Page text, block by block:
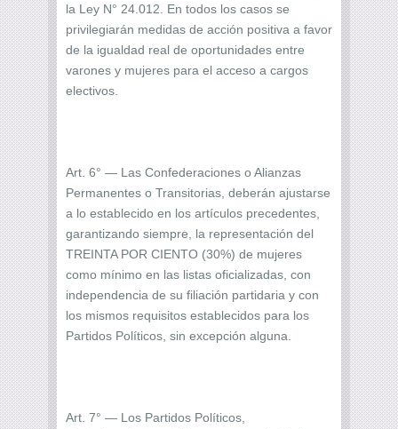
la Ley N° 24.012. En todos los casos se
privilegiarán medidas de acción positiva a favor
de la igualdad real de oportunidades entre
varones y mujeres para el acceso a cargos
electivos.
Art. 6° — Las Confederaciones o Alianzas
Permanentes o Transitorias, deberán ajustarse
a lo establecido en los artículos precedentes,
garantizando siempre, la representación del
TREINTA POR CIENTO (30%) de mujeres
como mínimo en las listas oficializadas, con
independencia de su filiación partidaria y con
los mismos requisitos establecidos para los
Partidos Políticos, sin excepción alguna.
Art. 7° — Los Partidos Políticos,